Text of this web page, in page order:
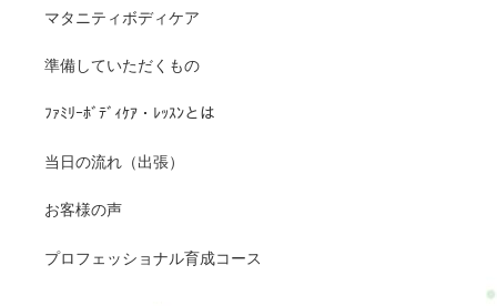
マタニティボディケア
準備していただくもの
ﾌｧﾐﾘｰﾎﾞﾃﾞｨｹｱ・ﾚｯｽﾝとは
当日の流れ（出張）
お客様の声
プロフェッショナル育成コース